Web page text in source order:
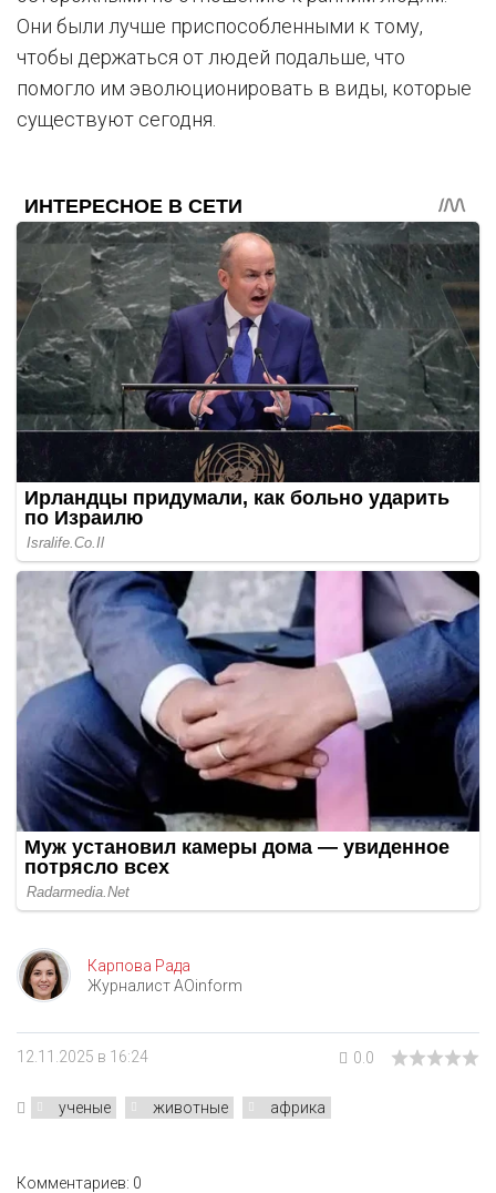
Они были лучше приспособленными к тому,
чтобы держаться от людей подальше, что
помогло им эволюционировать в виды, которые
существуют сегодня.
Карпова Рада
Журналист AOinform
12.11.2025 в 16:24 0.0
ученые животные африка
Комментариев: 0